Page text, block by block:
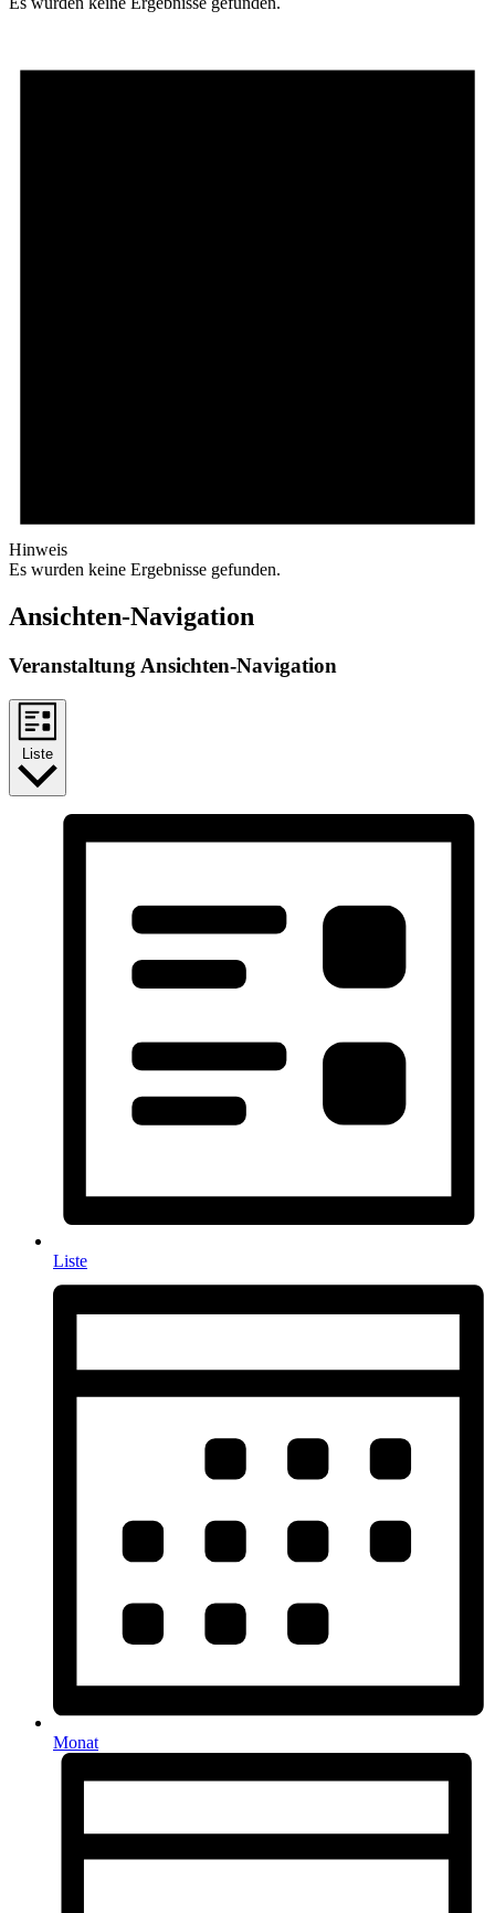
Hinweis
Es wurden keine Ergebnisse gefunden.
Ansichten-Navigation
Veranstaltung Ansichten-Navigation
Liste
Liste
Monat